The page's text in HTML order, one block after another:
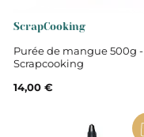
ScrapCooking
Purée de mangue 500g -
Scrapcooking
14,00 €